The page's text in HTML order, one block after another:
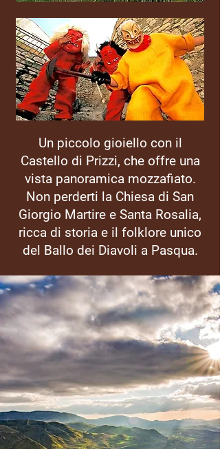
Un piccolo gioiello con il
Castello di Prizzi, che offre una
vista panoramica mozzafiato.
Non perderti la Chiesa di San
Giorgio Martire e Santa Rosalia,
ricca di storia e il folklore unico
del Ballo dei Diavoli a Pasqua.